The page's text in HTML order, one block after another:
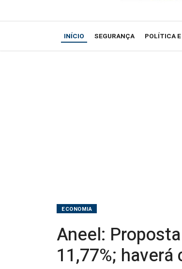
DIS
INÍCIO SEGURANÇA POLÍTICA
ECONOMIA
Aneel:
11,77%;